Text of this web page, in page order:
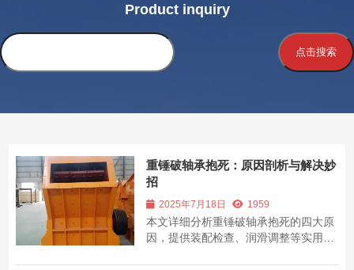
Product inquiry
点击搜索
重锤破轴承抱死：原因剖析与解决妙
招
2025年7月18日 1959
本文详细分析重锤破轴承抱死的四大原
因，提供装配检查、润滑调整等实用解